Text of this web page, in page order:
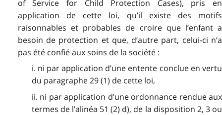
of Service for Child Protection Cases), pris en
application de cette loi, qu’il existe des motifs
raisonnables et probables de croire que l’enfant a
besoin de protection et que, d’autre part, celui-ci n’a
pas été confié aux soins de la société :
i. ni par application d’une entente conclue en vertu
du paragraphe 29 (1) de cette loi,
ii. ni par application d’une ordonnance rendue aux
termes de l’alinéa 51 (2) d), de la disposition 2, 3 ou